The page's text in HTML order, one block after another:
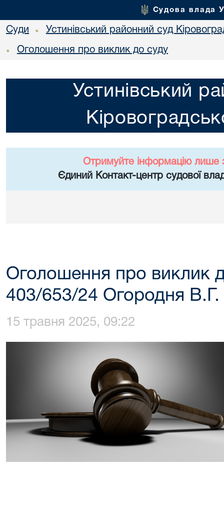
Судова влада
Суди • Устинівський районний суд
• Оголошення про виклик до суду
Устинівський
Отримуйте інформацію лише
Єдиний Контакт-центр судової
Оголошення про виклик
403/653/24 Огородня В.Г.
15 травня 2025, 09:22